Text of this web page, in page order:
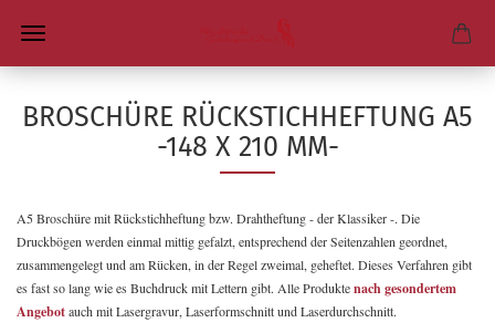
BROSCHÜRE RÜCKSTICHHEFTUNG A5
-148 X 210 MM-
A5 Broschüre mit Rückstichheftung bzw. Drahtheftung - der Klassiker -. Die
Druckbögen werden einmal mittig gefalzt, entsprechend der Seitenzahlen geordnet,
zusammengelegt und am Rücken, in der Regel zweimal, geheftet. Dieses Verfahren gibt
es fast so lang wie es Buchdruck mit Lettern gibt. Alle Produktenach gesondertem
Angebotauch mit Lasergravur, Laserformschnitt und Laserdurchschnitt.